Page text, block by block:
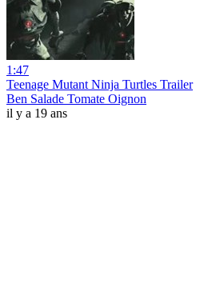
1:47
Teenage Mutant Ninja Turtles Trailer
Ben Salade Tomate Oignon
il y a 19 ans